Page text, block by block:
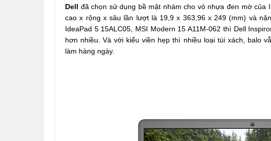
Dell đã chọn sử dụng bề mặt nhám cho vỏ nhựa đen mờ
cao x rộng x sâu lần lượt là 19,9 x 363,96 x 249 (mm) và
IdeaPad 5 15ALC05, MSI Modern 15 A11M-062 thì Dell
hơn nhiều. Và với kiểu viền hẹp thì nhiều loại túi xách, balo
làm hàng ngày.